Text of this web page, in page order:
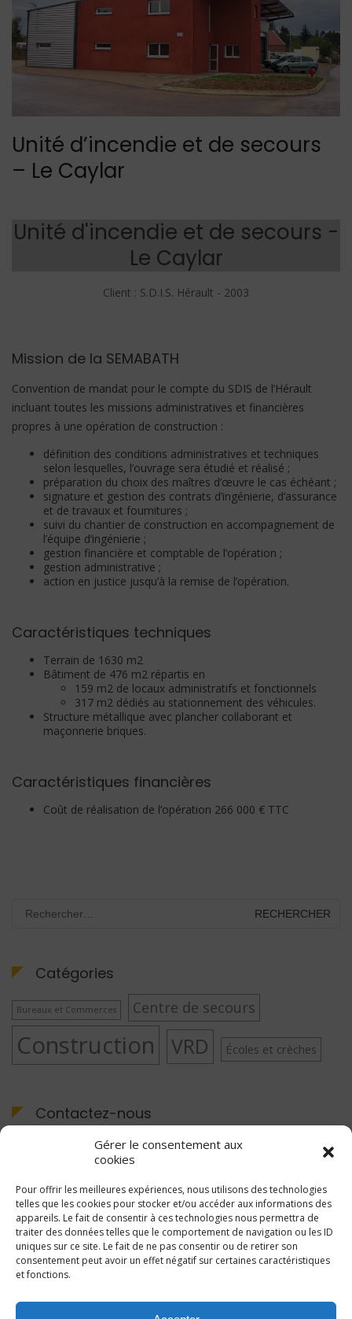
Gérer le consentement aux
cookies
Pour offrir les meilleures expériences, nous utilisons des technologies
telles que les cookies pour stocker et/ou accéder aux informations des
appareils. Le fait de consentir à ces technologies nous permettra de
traiter des données telles que le comportement de navigation ou les ID
uniques sur ce site. Le fait de ne pas consentir ou de retirer son
consentement peut avoir un effet négatif sur certaines caractéristiques
et fonctions.
Unité d’incendie et de secours
– Le Caylar
Unité d'incendie et de secours -
Le Caylar
Client : S.D.I.S. Hérault - 2003
Mission de la SEMABATH
Convention de mandat pour le compte du SDIS de l’Hérault
incluant toutes les missions administratives et financières
propres à une opération de construction :
définition des conditions administratives et techniques
selon lesquelles, l’ouvrage sera étudié et réalisé ;
préparation du choix des maîtres d’œuvre le cas échéant ;
signature et gestion des contrats d’ingénierie, d’assurance
et de travaux et fournitures ;
suivi du chantier de construction en accompagnement de
l’équipe d’ingénierie ;
gestion financière et comptable de l’opération ;
gestion administrative ;
action en justice jusqu’à la remise de l’opération.
Caractéristiques techniques
Terrain de 1630 m2
Bâtiment de 476 m2 répartis en
159 m2 de locaux administratifs et fonctionnels
317 m2 dédiés au stationnement des véhicules.
Structure métallique avec plancher collaborant et
maçonnerie briques.
Caractéristiques financières
Coût de réalisation de l’opération 266 000 € TTC
Catégories
Bureaux et Commerces Centre de secours
Construction VRD Écoles et crèches
Contactez-nous
Nous vous répondons dans les plus bref délais.
ÉCRIVEZ-NOUS